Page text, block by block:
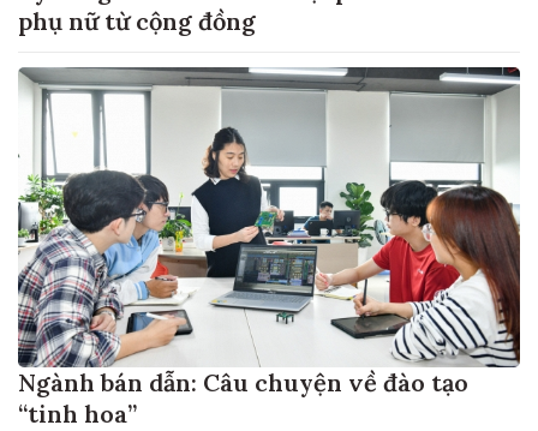
phụ nữ từ cộng đồng
Ngành bán dẫn: Câu chuyện về đào tạo
“tinh hoa”